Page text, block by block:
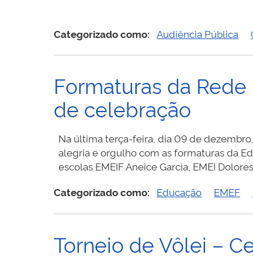
–
Categorizado como: Audiência Pública
Formaturas da
de celebração
Na última terça-feira, dia 09 de
alegria e orgulho com as formaturas da
escolas EMEIF Aneice Garcia, EMEI
Categorizado como: Educação EMEF
Torneio de Vôlei –